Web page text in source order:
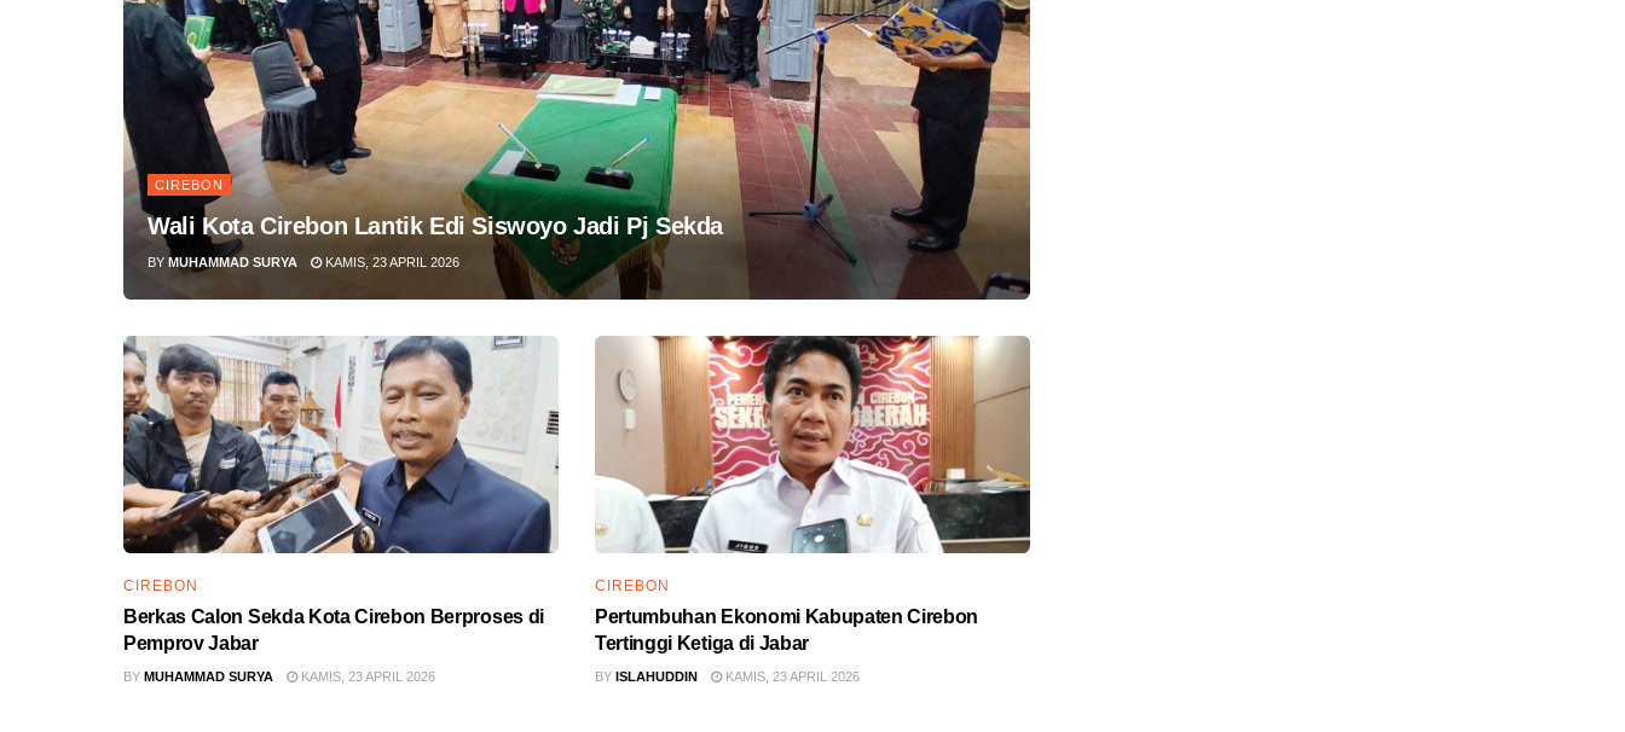
CIREBON
Wali Kota Cirebon Lantik Edi Siswoyo Jadi Pj Sekda
BY MUHAMMAD SURYA KAMIS, 23 APRIL 2026
CIREBON
Berkas Calon Sekda Kota Cirebon Berproses di
Pemprov Jabar
BY MUHAMMAD SURYA KAMIS, 23 APRIL 2026
CIREBON
Pertumbuhan Ekonomi Kabupaten Cirebon
Tertinggi Ketiga di Jabar
BY ISLAHUDDIN KAMIS, 23 APRIL 2026